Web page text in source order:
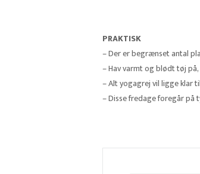
PRAKTISK
– Der er begrænset antal
– Hav varmt og blødt tøj
– Alt yogagrej vil ligge klar
– Disse fredage foregår på